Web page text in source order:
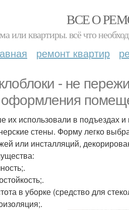
ВСЕ О
или квартиры. всё что
ремонт квартир
- не
их использовали в подъездах
стены. Форму легко
или инсталляций,
в уборке (средство для